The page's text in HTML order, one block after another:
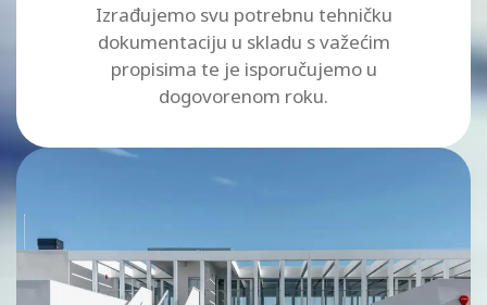
Izrađujemo svu potrebnu tehničku
dokumentaciju u skladu s važećim
propisima te je isporučujemo u
dogovorenom roku.